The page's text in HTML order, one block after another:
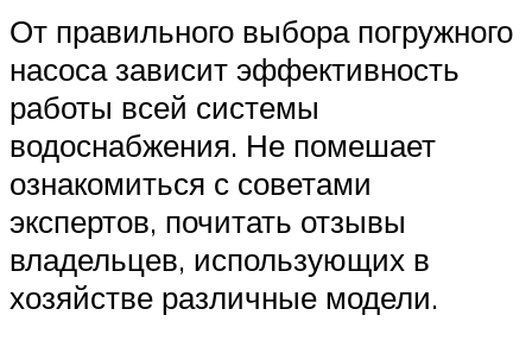
От правильного выбора погружного
насоса зависит эффективность
работы всей системы
водоснабжения. Не помешает
ознакомиться с советами
экспертов, почитать отзывы
владельцев, использующих в
хозяйстве различные модели.